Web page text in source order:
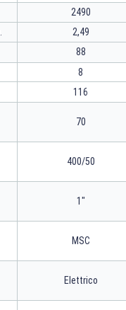
2490
2,49
88
8
116
70
400/50
1"
MSC
Elettrico